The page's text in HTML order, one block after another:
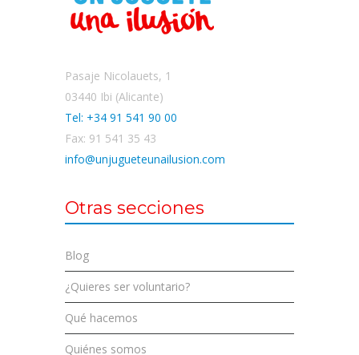
Pasaje Nicolauets, 1
03440 Ibi (Alicante)
Tel: +34 91 541 90 00
Fax: 91 541 35 43
info@unjugueteunailusion.com
Otras secciones
Blog
¿Quieres ser voluntario?
Qué hacemos
Quiénes somos